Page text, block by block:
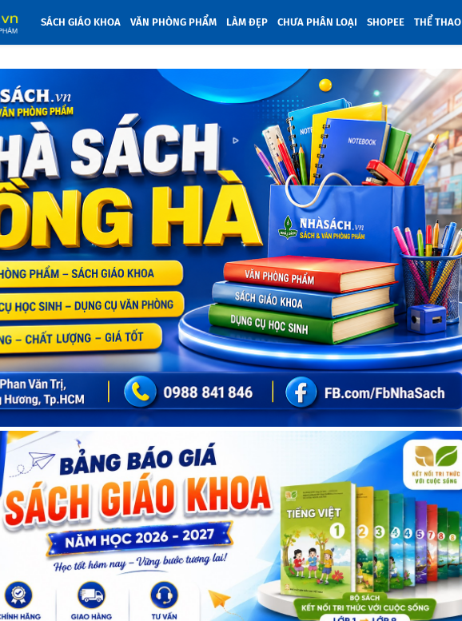
SÁCH GIÁO KHOA VĂN PHÒNG PHẨM LÀM ĐẸP CHƯA PHÂN LOẠI SHOPEE THỂ THAO